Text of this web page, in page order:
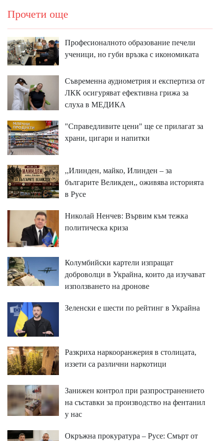
Прочети още
Професионалното образование печели
ученици, но губи връзка с икономиката
Съвременна аудиометрия и експертиза от
ЛКК осигуряват ефективна грижа за
слуха в МЕДИКА
"Справедливите цени" ще се прилагат за
храни, цигари и напитки
,,Илинден, майко, Илинден – за
българите Великден,, оживява историята
в Русе
Николай Ненчев: Вървим към тежка
политическа криза
Колумбийски картели изпращат
доброволци в Украйна, които да изучават
използването на дронове
Зеленски е шести по рейтинг в Украйна
Разкриха наркооранжерия в столицата,
иззети са различни наркотици
Занижен контрол при разпространението
на съставки за производство на фентанил
у нас
Окръжна прокуратура – Русе: Смърт от